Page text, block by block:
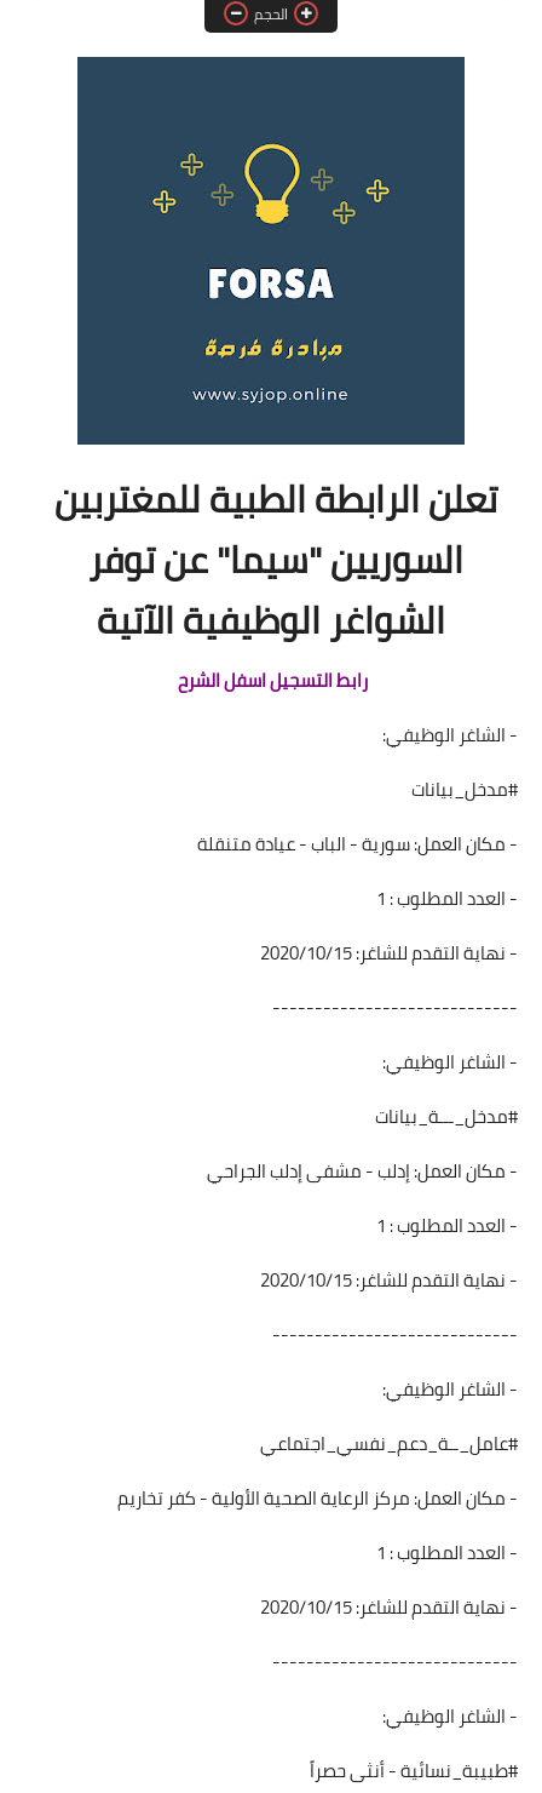
فرص عمل في العراق
دورات تدريبية
الحجم
تعلن الرابطة الطبية للمغتربين
السوريين "سيما" عن توفر
الشواغر الوظيفية الآتية
رابط التسجيل اسفل الشرح
- الشاغر الوظيفي:
#مدخل_بيانات
- مكان العمل: سورية - الباب - عيادة متنقلة
- العدد المطلوب : 1
- نهاية التقدم للشاغر: 2020/10/15
-----------------------------
- الشاغر الوظيفي:
#مدخل_ـــة_بيانات
- مكان العمل: إدلب - مشفى إدلب الجراحي
- العدد المطلوب : 1
- نهاية التقدم للشاغر: 2020/10/15
-----------------------------
- الشاغر الوظيفي:
#عامل_ــة_دعم_نفسي_اجتماعي
- مكان العمل: مركز الرعاية الصحية الأولية - كفر تخاريم
- العدد المطلوب : 1
- نهاية التقدم للشاغر: 2020/10/15
-----------------------------
- الشاغر الوظيفي:
#طبيبة_نسائية - أنثى حصراً